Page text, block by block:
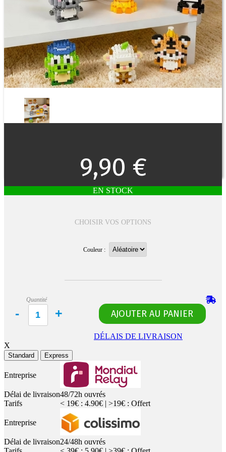
9,90 €
EN STOCK
CHOISIR VOS OPTIONS
Couleur :
Quantité
DÉLAIS DE LIVRAISON
X
Standard Express
Entreprise
Délai de livraison48/72h ouvrés
Tarifs
< 19€ : 4.90€ | >19€ : Offert
Entreprise
Délai de livraison24/48h ouvrés